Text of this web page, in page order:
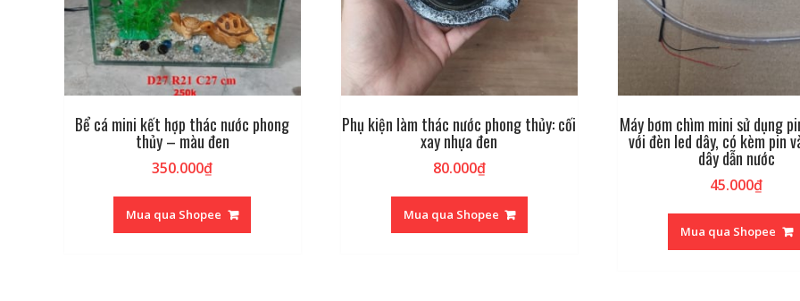
Bể cá mini kết hợp thác nước phong
thủy – màu đen
350.000₫
Mua qua Shopee
Phụ kiện làm thác nước phong thủy: cối
xay nhựa đen
80.000₫
Mua qua Shopee
Máy bơm chìm mini sử dụng
với đèn led dây, có kèm pin
dây dẫn nước
45.000₫
Mua qua Shopee